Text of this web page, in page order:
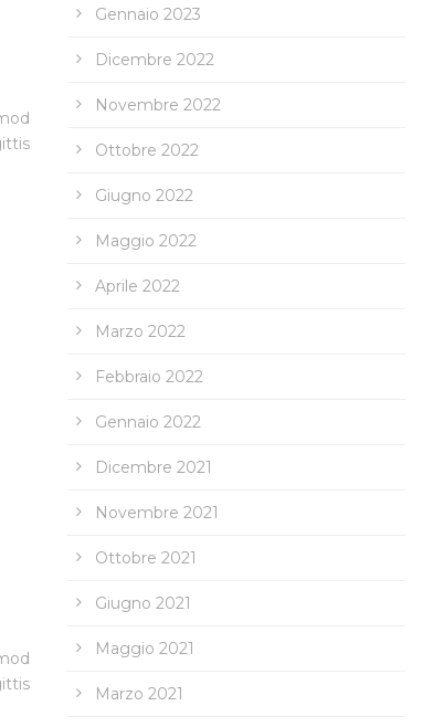
Gennaio 2023
Dicembre 2022
Novembre 2022
Ottobre 2022
Giugno 2022
Maggio 2022
Aprile 2022
Marzo 2022
Febbraio 2022
Gennaio 2022
Dicembre 2021
Novembre 2021
Ottobre 2021
Giugno 2021
Maggio 2021
Marzo 2021